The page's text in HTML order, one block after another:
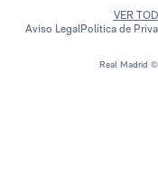
Real Madrid ©
VER
Aviso LegalPolítica de